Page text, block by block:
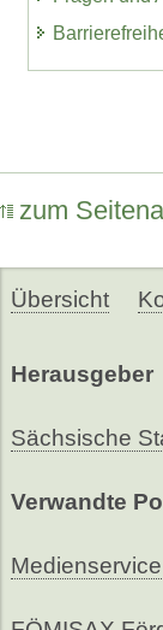
zum
Übersicht
Herausgeber
Sächsische
Verwandte
Medienservice